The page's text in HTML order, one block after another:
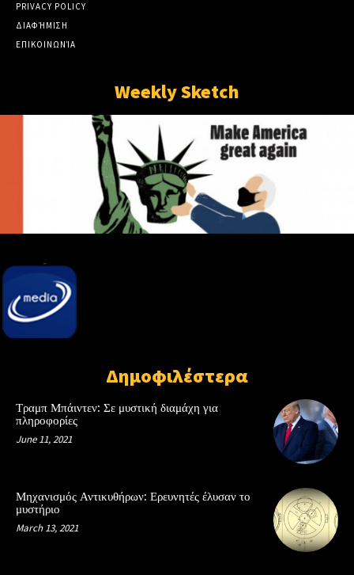
PRIVACY POLICY
ΔΙΑΦΉΜΙΣΗ
ΕΠΙΚΟΙΝΩΝΊΑ
Weekly Sketch
Δημοφιλέστερα
Τραμπ Μπάιντεν: Σε μυστική διαμάχη για
πληροφορίες
June 11, 2021
Μηχανισμός Αντικυθήρων: Ερευνητές έλυσαν το
μυστήριο
March 13, 2021